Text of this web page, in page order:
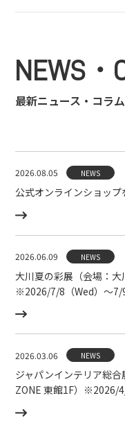
NEWS・
最新ニュース・コラム
2026.08.05 NEWS
公式オンラインショップ
2026.06.09 NEWS
大川夏の彩展（会場：大
※2026/7/8（Wed）〜7/
2026.03.06 NEWS
ジャパンインテリア総
ZONE 東館1F）※2026/